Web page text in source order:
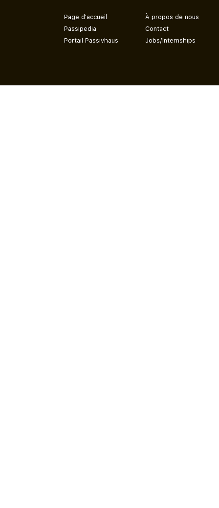
Page d'accueil
Passipedia
Portail Passivhaus
À propos de nous
Contact
Jobs/Internships